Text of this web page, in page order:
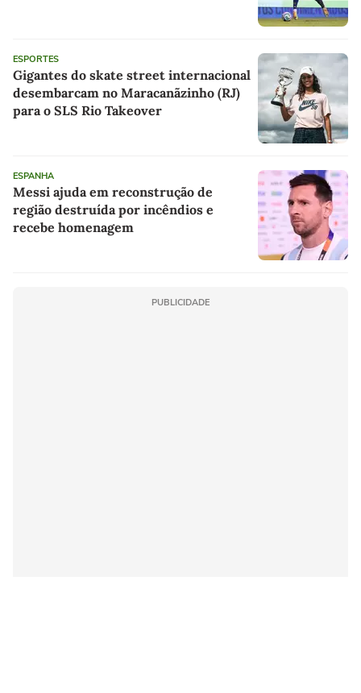
ESPORTES
Gigantes do skate street internacional
desembarcam no Maracanãzinho (RJ)
para o SLS Rio Takeover
ESPANHA
Messi ajuda em reconstrução de
região destruída por incêndios e
recebe homenagem
PUBLICIDADE